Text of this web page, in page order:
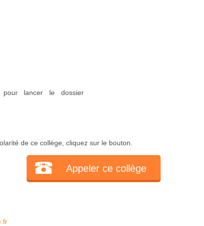
lancer le dossier
de ce collège, cliquez sur le bouton.
Appeler ce collège